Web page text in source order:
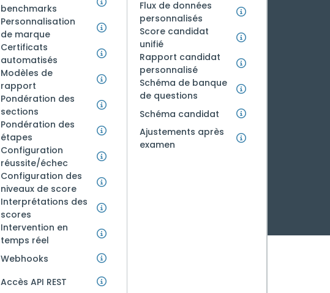
benchmarks
Personnalisation
de marque
Certificats
automatisés
Modèles de
rapport
Pondération des
sections
Pondération des
étapes
Configuration
réussite/échec
Configuration des
niveaux de score
Interprétations des
scores
Intervention en
temps réel
Webhooks
Accès API REST
Flux de données
personnalisés
Score candidat
unifié
Rapport candidat
personnalisé
Schéma de banque
de questions
Schéma candidat
Ajustements après
examen